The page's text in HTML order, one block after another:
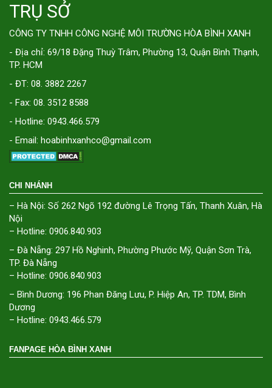
TRỤ SỞ
CÔNG TY TNHH CÔNG NGHỆ MÔI TRƯỜNG HÒA BÌNH XANH
- Địa chỉ: 69/18 Đặng Thuỳ Trâm, Phường 13, Quận Bình Thạnh,
TP. HCM
- ĐT: 08. 3882 2267
- Fax: 08. 3512 8588
- Hotline: 0943.466.579
- Email: hoabinhxanhco@gmail.com
CHI NHÁNH
– Hà Nội: Số 262 Ngõ 192 đường Lê Trọng Tấn, Thanh Xuân, Hà
Nội
– Hotline: 0906.840.903
– Đà Nẵng: 297 Hồ Nghinh, Phường Phước Mỹ, Quận Sơn Trà,
TP. Đà Nẵng
– Hotline: 0906.840.903
– Bình Dương: 196 Phan Đăng Lưu, P. Hiệp An, TP. TDM, Bình
Dương
– Hotline: 0943.466.579
FANPAGE HÒA BÌNH XANH